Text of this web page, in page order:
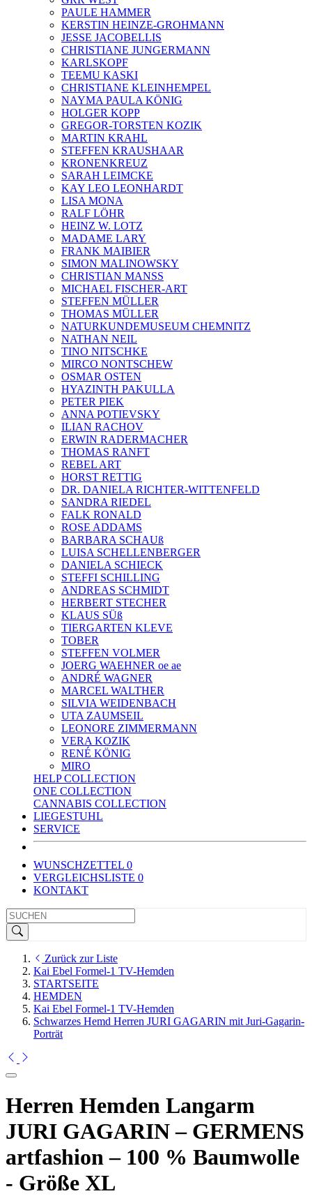
PAULE HAMMER
KERSTIN HEINZE-GROHMANN
JESSE JACOBELLIS
CHRISTIANE JUNGERMANN
KARLSKOPF
TEEMU KASKI
CHRISTIANE KLEINHEMPEL
NAYMA PAULA KÖNIG
HOLGER KOPP
GREGOR-TORSTEN KOZIK
MARTIN KRAHL
STEFFEN KRAUSHAAR
KRONENKREUZ
SARAH LEIMCKE
KAY LEO LEONHARDT
LISA MONA
RALF LÖHR
HEINZ W. LOTZ
MADAME LARY
FRANK MAIBIER
SIMON MALINOWSKY
CHRISTIAN MANSS
MICHAEL FISCHER-ART
STEFFEN MÜLLER
THOMAS MÜLLER
NATURKUNDEMUSEUM CHEMNITZ
NATHAN NEIL
TINO NITSCHKE
MIRCO NONTSCHEW
OSMAR OSTEN
HYAZINTH PAKULLA
PETER PIEK
ANNA POTIEVSKY
ILIAN RACHOV
ERWIN RADERMACHER
THOMAS RANFT
REBEL ART
HORST RETTIG
DR. DANIELA RICHTER-WITTENFELD
SANDRA RIEDEL
FALK RONALD
ROSE ADDAMS
BARBARA SCHAUß
LUISA SCHELLENBERGER
DANIELA SCHIECK
STEFFI SCHILLING
ANDREAS SCHMIDT
HERBERT STECHER
KLAUS SÜß
TIERGARTEN KLEVE
TOBER
STEFFEN VOLMER
JOERG WAEHNER oe ae
ANDRÉ WAGNER
MARCEL WALTHER
SILVIA WEIDENBACH
UTA ZAUMSEIL
LEONORE ZIMMERMANN
VERA KOZIK
RENÉ KÖNIG
MIRO
HELP COLLECTION
ONE COLLECTION
CANNABIS COLLECTION
LIEGESTUHL
SERVICE
WUNSCHZETTEL 0
VERGLEICHSLISTE 0
KONTAKT
Zurück zur Liste
Kai Ebel Formel-1 TV-Hemden
STARTSEITE
HEMDEN
Kai Ebel Formel-1 TV-Hemden
Schwarzes Hemd Herren JURI GAGARIN mit Juri-Gagarin-
Porträt
Herren Hemden Langarm
JURI GAGARIN – GERMENS
artfashion – 100 % Baumwolle
- Größe XL